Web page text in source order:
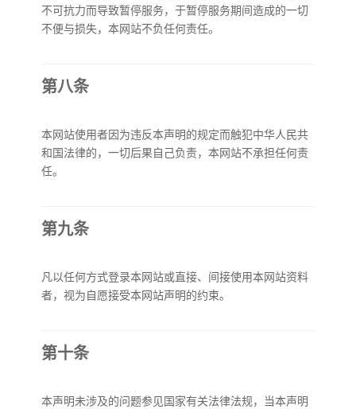
不可抗力而导致暂停服务，于暂停服务期间造成的一切
不便与损失，本网站不负任何责任。
第八条
本网站使用者因为违反本声明的规定而触犯中华人民共
和国法律的，一切后果自己负责，本网站不承担任何责
任。
第九条
凡以任何方式登录本网站或直接、间接使用本网站资料
者，视为自愿接受本网站声明的约束。
第十条
本声明未涉及的问题参见国家有关法律法规，当本声明